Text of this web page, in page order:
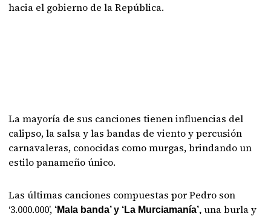
hacia el gobierno de la República.
La mayoría de sus canciones tienen influencias del
calipso, la salsa y las bandas de viento y percusión
carnavaleras, conocidas como murgas, brindando un
estilo panameño único.
Las últimas canciones compuestas por Pedro son
‘3.000.000’, ‘Mala banda’ y ‘La Murciamanía’,una burla y